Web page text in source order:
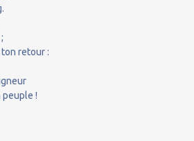
retour :
peuple !